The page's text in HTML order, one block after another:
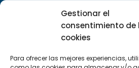
Gestionar el
consentimiento de
cookies
Para ofrecer las mejores experiencias,